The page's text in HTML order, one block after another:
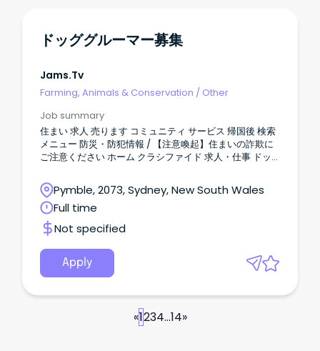
（理学療法士：奥谷匡弘） 2026.07.13 教育／留学／習い
事 オーストラリアで看護師！看護学コース限定オンライ
の歯医者Q&A】日本人からよくある質問10選 Jams.TV
PR 2026.07.03 ショッピング 【2026年版】オーストラリ
アの人気お土産キーホルダー13選 Sydney Duty Free
グルメ 31種の甘い誘惑、ホットチョコレートの祭典へよ
うこそ！ 2026.08.05 映画 250本以上の映画を楽しむ、
メルボルン最大級の映画祭 2026.08.03 グルメ 一口で幸
せに！街ぐるみのパイフェスがバララットで開催
世界に飛び込むフェア 2026.07.29 エンターテイメント
ハーバービューで映画体験！極上のプライベートシネマ
2026.07.27 もっと見る JAMS.TVをフォローする ブログ
ニュースイベントグルメ教育／留学旅行／観光医療／保
険 クラシファイド 住まい求人売りますコミュニティサー
ビス帰国後 サービス ログイン新規会員登録防災・防犯情
報チェック履歴よくある質問 会社案内 会社概要サービス
代表あいさつミッション広告サービスのご案内お問い合
目です お名前 メールアドレス 電話番号 お問い合わせ内
ドッググルーマー募集
Jams.tv
Farming, Animals & Conservation / Other
Job summary
住まい 求人 売ります コミュニティ サービス 帰国後 検索
メニュー 防災・防犯情報 / 【注意喚起】住まいの詐欺に
ご注意ください ホーム クラシファイド 求人・仕事 ドッ
ス イベント JAMS.TVからのお知らせ お得／割引 グルメ
教育／留学／習い事 旅行／観光 医療／保険 美容／健康
マネー 法律／ビザ 就職／転職 電話／通信 自動車 ショッ
ピング 不動産／住宅／引越 冠婚葬祭 エンタメ／スポーツ
ビジネス 日系コミュニティ 2025.12.11 611 views 新規投稿
シドニー ドッググルーマー募集 会社情報 会社名 住所
Pymble NSW 2073 ウェブ 投稿者の他の記事 なし 募集要
項 職種 その他 ワークスタイル パートタイム / カジュアル
デー / 学生 / 永住 / 市民権 詳細を見る 採用、人事サービ
でトリマー募集します！ (一年以上の経験がある方) オー
Pymble, 2073, Sydney, New South Wales
Full time
Not specified
Apply
«1234...14»